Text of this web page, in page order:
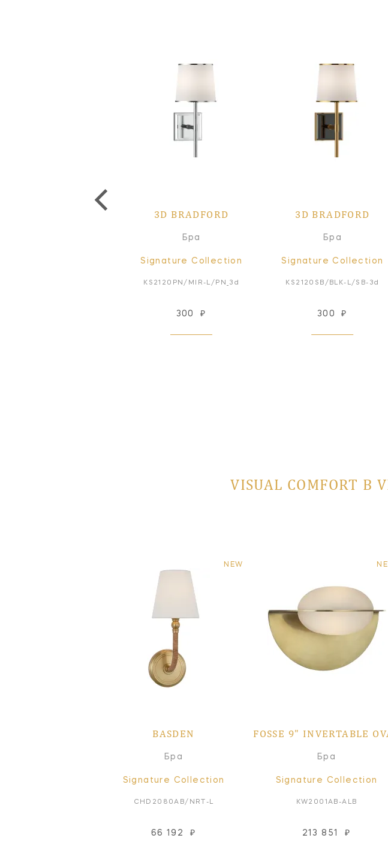
3D BRADFORD
Бра
Signature Collection
KS2120PN/MIR-L/PN_3d
300 ₽
3D BRADFORD
Бра
Signature Collection
KS2120SB/BLK-L/SB-3d
300 ₽
VISUAL COMFORT В
NEW
BASDEN
Бра
Signature Collection
CHD2080AB/NRT-L
66 192 ₽
FOSSE 9" INVERTABLE
Бра
Signature Collection
KW2001AB-ALB
213 851 ₽